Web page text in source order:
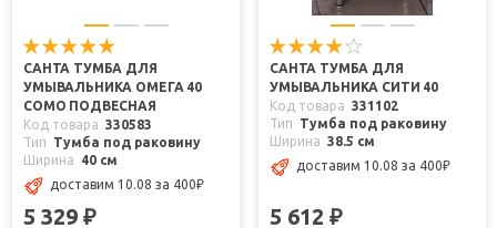
САНТА ТУМБА ДЛЯ
УМЫВАЛЬНИКА ОМЕГА 40
COMO ПОДВЕСНАЯ
Код товара 330583
Тип
Тумба под раковину
Ширина
40 см
доставим 10.08 за 400₽
5 329 ₽
САНТА ТУМБА ДЛЯ
УМЫВАЛЬНИКА СИТИ 40
Код товара 331102
Тип
Тумба под раковину
Ширина 38.5 см
доставим 10.08 за 400₽
5 612 ₽